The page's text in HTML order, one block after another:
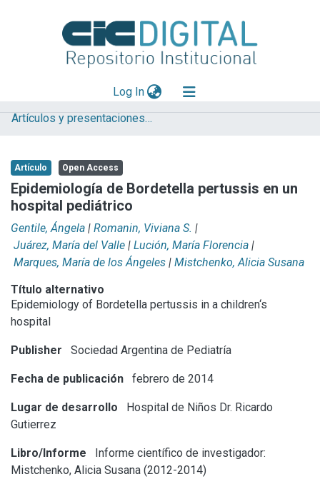
Log In(current)
Explorar
Aportar material
Statistics
Artículos y presentaciones en Congresos
Artículo Open Access
Epidemiología de Bordetella pertussis en un
hospital pediátrico
Gentile, Ángela | Romanin, Viviana S. |
Juárez, María del Valle | Lución, María Florencia |
Marques, María de los Ángeles | Mistchenko, Alicia Susana
Título alternativo
Epidemiology of Bordetella pertussis in a children‘s
hospital
Publisher Sociedad Argentina de Pediatría
Fecha de publicación febrero de 2014
Lugar de desarrollo
Hospital de Niños Dr. Ricardo
Gutierrez
Libro/Informe
Informe científico de investigador:
Mistchenko, Alicia Susana (2012-2014)